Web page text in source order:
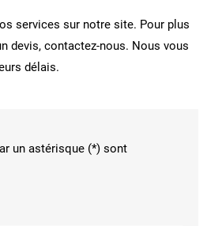
services sur notre site. Pour plus
devis, contactez-nous. Nous vous
délais.
un astérisque (*) sont